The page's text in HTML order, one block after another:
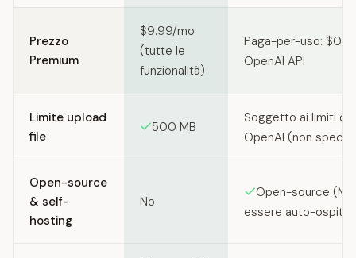
Prezzo
Premium
$9.99/mo
(tutte le
funzionalità)
Paga-per-uso:
OpenAI API
Limite upload
file
500 MB
Soggetto ai limiti
OpenAI (non
Open-source
& self-
hosting
No
Open-source
essere auto-